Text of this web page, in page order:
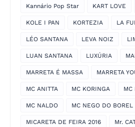
Kannário Pop Star KART LOVE
KOLE I PAN KORTEZIA LA
LÉO SANTANA LEVA NOIZ
LUAN SANTANA LUXÚRIA
MARRETA É MASSA MARRETA
MC ANITTA MC KORINGA MC
MC NALDO MC NEGO DO BOREL
MICARETA DE FEIRA 2016 Mr.